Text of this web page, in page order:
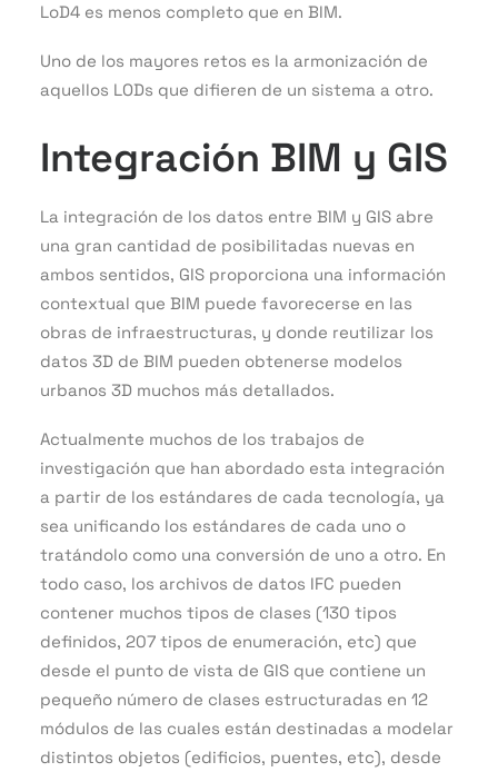
LoD4 es menos completo que en BIM.
Uno de los mayores retos es la armonización de
aquellos LODs que difieren de un sistema a otro.
Integración BIM y GIS
La integración de los datos entre BIM y GIS abre
una gran cantidad de posibilitadas nuevas en
ambos sentidos, GIS proporciona una información
contextual que BIM puede favorecerse en las
obras de infraestructuras, y donde reutilizar los
datos 3D de BIM pueden obtenerse modelos
urbanos 3D muchos más detallados.
Actualmente muchos de los trabajos de
investigación que han abordado esta integración
a partir de los estándares de cada tecnología, ya
sea unificando los estándares de cada uno o
tratándolo como una conversión de uno a otro. En
todo caso, los archivos de datos IFC pueden
contener muchos tipos de clases (130 tipos
definidos, 207 tipos de enumeración, etc) que
desde el punto de vista de GIS que contiene un
pequeño número de clases estructuradas en 12
módulos de las cuales están destinadas a modelar
distintos objetos (edificios, puentes, etc), desde